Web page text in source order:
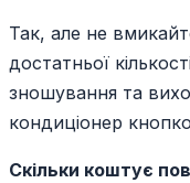
Так, але не
достатньої
зношування та
кондиціонер
Скільки коштує